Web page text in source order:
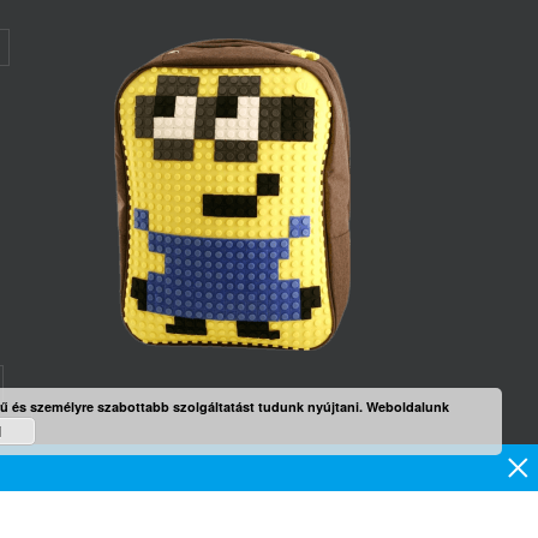
×
és személyre szabottabb szolgáltatást tudunk nyújtani. Weboldalunk